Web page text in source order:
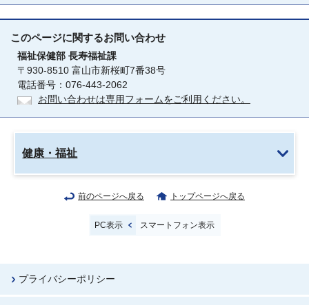
このページに関するお問い合わせ
福祉保健部 長寿福祉課
〒930-8510 富山市新桜町7番38号
電話番号：076-443-2062
お問い合わせは専用フォームをご利用ください。
健康・福祉
前のページへ戻る トップページへ戻る
PC表示 スマートフォン表示
プライバシーポリシー